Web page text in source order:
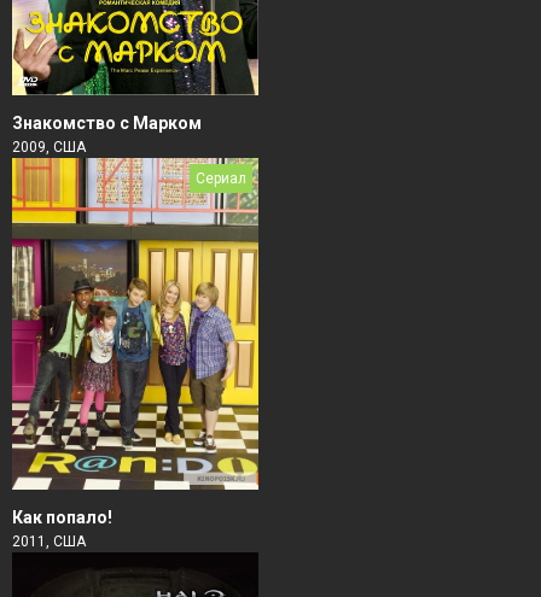
Знакомство с Марком
2009, США
Сериал
Как попало!
2011, США